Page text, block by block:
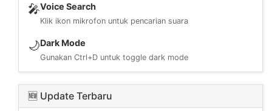
🎤Voice Search
Klik ikon mikrofon untuk pencarian suara
🌙Dark Mode
Gunakan Ctrl+D untuk toggle dark mode
🆕 Update Terbaru